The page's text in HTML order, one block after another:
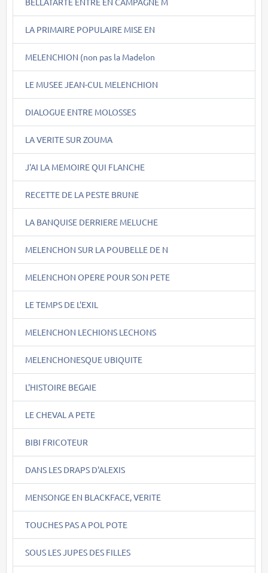
LA PRIMAIRE POPULAIRE MISE EN
MELENCHION (non pas la Madelon
LE MUSEE JEAN-CUL MELENCHION
DIALOGUE ENTRE MOLOSSES
LA VERITE SUR ZOUMA
J'AI LA MEMOIRE QUI FLANCHE
RECETTE DE LA PESTE BRUNE
LA BANQUISE DERRIERE MELUCHE
MELENCHON SUR LA POUBELLE DE N
MELENCHON OPERE POUR SON PETE
LE TEMPS DE L'EXIL
MELENCHON LECHIONS LECHONS
MELENCHONESQUE UBIQUITE
L'HISTOIRE BEGAIE
LE CHEVAL A PETE
BIBI FRICOTEUR
DANS LES DRAPS D'ALEXIS
MENSONGE EN BLACKFACE, VERITE
TOUCHES PAS A POL POTE
SOUS LES JUPES DES FILLES